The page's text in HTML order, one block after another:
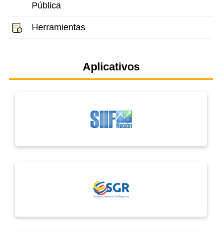
Pública
Herramientas
Aplicativos